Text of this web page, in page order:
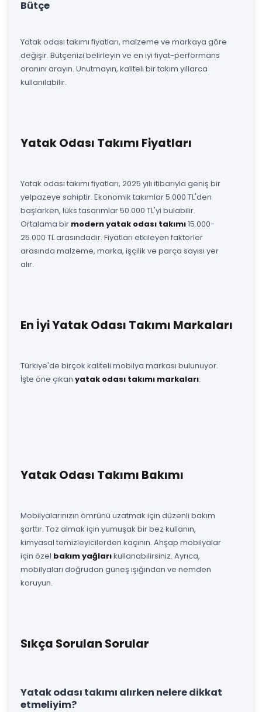
Bütçe
Yatak odası takımı fiyatları, malzeme ve markaya göre
değişir. Bütçenizi belirleyin ve en iyi fiyat-performans
oranını arayın. Unutmayın, kaliteli bir takım yıllarca
kullanılabilir.
Yatak Odası Takımı Fiyatları
Yatak odası takımı fiyatları, 2025 yılı itibarıyla geniş bir
yelpazeye sahiptir. Ekonomik takımlar 5.000 TL'den
başlarken, lüks tasarımlar 50.000 TL'yi bulabilir.
Ortalama bir modern yatak odası takımı15.000-
25.000 TL arasındadır. Fiyatları etkileyen faktörler
arasında malzeme, marka, işçilik ve parça sayısı yer
alır.
En İyi Yatak Odası Takımı Markaları
Türkiye'de birçok kaliteli mobilya markası bulunuyor.
İşte öne çıkan yatak odası takımı markaları:
Yatak Odası Takımı Bakımı
Mobilyalarınızın ömrünü uzatmak için düzenli bakım
şarttır. Toz almak için yumuşak bir bez kullanın,
kimyasal temizleyicilerden kaçının. Ahşap mobilyalar
için özel bakım yağlarıkullanabilirsiniz. Ayrıca,
mobilyaları doğrudan güneş ışığından ve nemden
koruyun.
Sıkça Sorulan Sorular
Yatak odası takımı alırken nelere dikkat
etmeliyim?